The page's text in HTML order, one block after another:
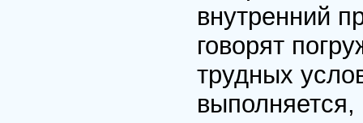
внутренний
говорят
трудных